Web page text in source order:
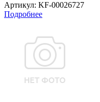
Артикул: KF-00026727
Подробнее